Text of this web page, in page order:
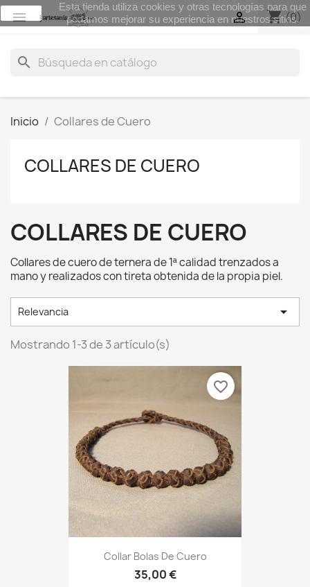
 shopping_cart (0)

search
Inicio Collares de Cuero
COLLARES DE CUERO
COLLARES DE CUERO
Collares de cuero de ternera de 1ª calidad trenzados a
mano y realizados con tireta obtenida de la propia piel.
Relevancia 
Mostrando 1-3 de 3 artículo(s)
Collar Bolas De Cuero
35,00 €
favorite_border
aceptar
Esta tienda utiliza cookies y otras tecnologías para que
podamos mejorar su experiencia en nuestros sitios.